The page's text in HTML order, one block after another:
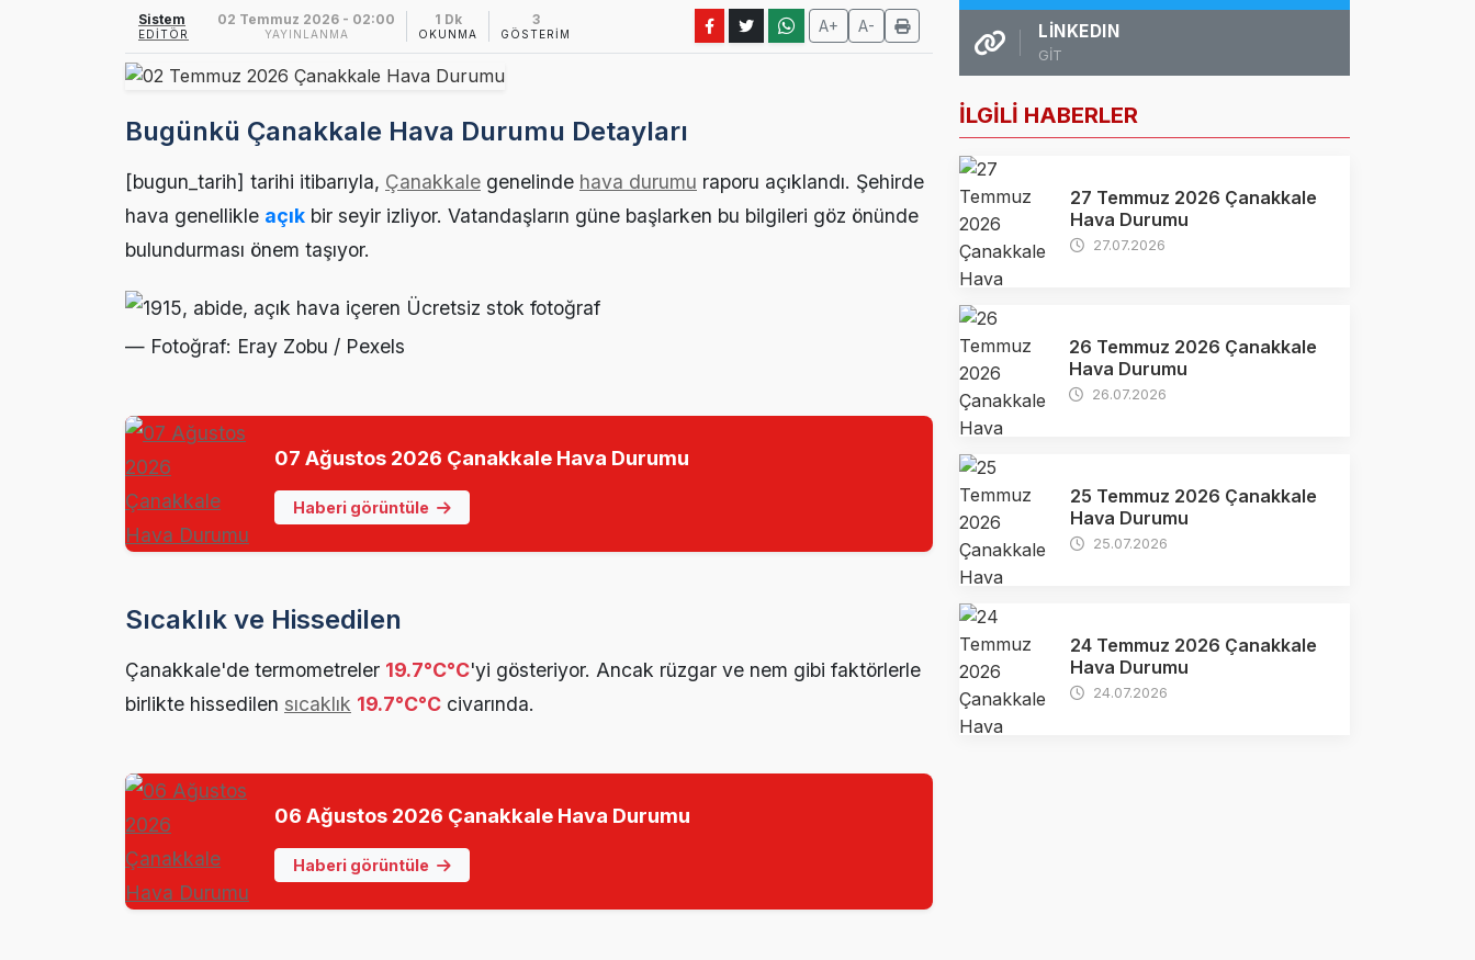
15:16 | Ezine’de Otizm Farkındalığı İçin Anlamlı Buluşma
16:48 | Kaymakam Kaptanoğlu’ndan Kıbrıs Gazisi Recep Kıral’a iftar ziyareti
Sistem
EDITÖR
02 Temmuz 2026 - 02:00
YAYINLANMA
1 Dk
OKUNMA
3
GÖSTERIM A+ A-
Bugünkü Çanakkale Hava Durumu Detayları
[bugun_tarih] tarihi itibarıyla, Çanakkale genelinde hava durumu raporu açıklandı. Şehirde
hava genellikle açık bir seyir izliyor. Vatandaşların güne başlarken bu bilgileri göz önünde
bulundurması önem taşıyor.
— Fotoğraf: Eray Zobu / Pexels
07 Ağustos 2026 Çanakkale Hava Durumu
Haberi görüntüle
Sıcaklık ve Hissedilen
Çanakkale'de termometreler 19.7°C°C'yi gösteriyor. Ancak rüzgar ve nem gibi faktörlerle
birlikte hissedilen sıcaklık 19.7°C°C civarında.
06 Ağustos 2026 Çanakkale Hava Durumu
Haberi görüntüle
LINKEDIN
GİT
İLGİLİ HABERLER
27 Temmuz 2026 Çanakkale
Hava Durumu
27.07.2026
26 Temmuz 2026 Çanakkale
Hava Durumu
26.07.2026
25 Temmuz 2026 Çanakkale
Hava Durumu
25.07.2026
24 Temmuz 2026 Çanakkale
Hava Durumu
24.07.2026